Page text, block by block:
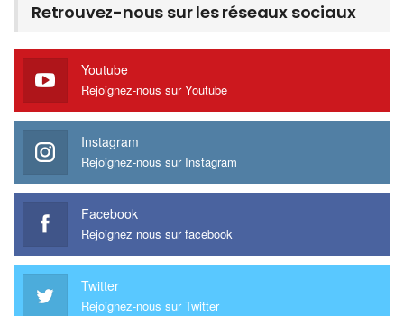
Retrouvez-nous sur les réseaux sociaux
Youtube
Rejoignez-nous sur Youtube
Instagram
Rejoignez-nous sur Instagram
Facebook
Rejoignez nous sur facebook
Twitter
Rejoignez-nous sur Twitter